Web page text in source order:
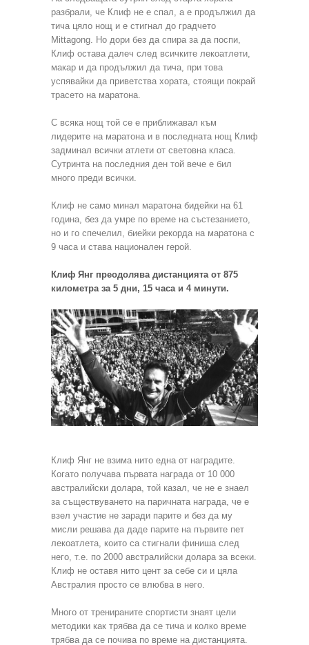
разбрали, че Клиф не е спал, а е продължил да
тича цяло нощ и е стигнал до градчето
Mittagong. Но дори без да спира за да поспи,
Клиф остава далеч след всичките лекоатлети,
макар и да продължил да тича, при това
успявайки да приветства хората, стоящи покрай
трасето на маратона.
С всяка нощ той се е приближавал към
лидерите на маратона и в последната нощ Клиф
задминал всички атлети от световна класа.
Сутринта на последния ден той вече е бил
много преди всички.
Клиф не само минал маратона бидейки на 61
година, без да умре по време на състезанието,
но и го спечелил, биейки рекорда на маратона с
9 часа и става национален герой.
Клиф Янг преодолява дистанцията от 875
километра за 5 дни, 15 часа и 4 минути.
Клиф Янг не взима нито една от наградите.
Когато получава първата награда от 10 000
австралийски долара, той казал, че не е знаел
за съществуването на паричната награда, че е
взел участие не заради парите и без да му
мисли решава да даде парите на първите пет
лекоатлета, които са стигнали финиша след
него, т.е. по 2000 австралийски долара за всеки.
Клиф не оставя нито цент за себе си и цяла
Австралия просто се влюбва в него.
Много от тренираните спортисти знаят цели
методики как трябва да се тича и колко време
трябва да се почива по времe на дистанцията.